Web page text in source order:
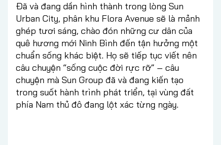
Đã và đang dần hình thành trong lòng Sun
Urban City, phân khu Flora Avenue sẽ là mảnh
ghép tươi sáng, chào đón những cư dân của
quê hương mới Ninh Bình đến tận hưởng một
chuẩn sống khác biệt. Họ sẽ tiếp tục viết nên
câu chuyện “sống cuộc đời rực rỡ” – câu
chuyện mà Sun Group đã và đang kiến tạo
trong suốt hành trình phát triển, tại vùng đất
phía Nam thủ đô đang lột xác từng ngày.